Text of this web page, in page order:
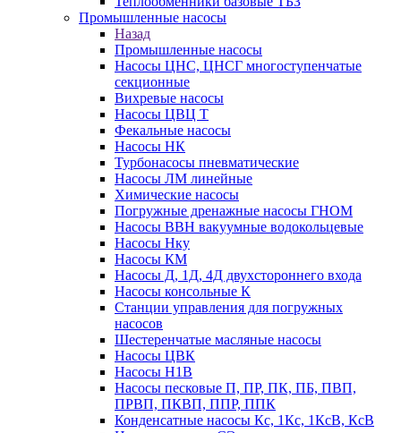
Промышленные насосы
Назад
Промышленные насосы
Насосы ЦНС, ЦНСГ многоступенчатые
секционные
Вихревые насосы
Насосы ЦВЦ Т
Фекальные насосы
Насосы НК
Турбонасосы пневматические
Насосы ЛМ линейные
Химические насосы
Погружные дренажные насосы ГНОМ
Насосы ВВН вакуумные водокольцевые
Насосы Нку
Насосы КМ
Насосы Д, 1Д, 4Д двухстороннего входа
Насосы консольные К
Станции управления для погружных
насосов
Шестеренчатые масляные насосы
Насосы ЦВК
Насосы Н1В
Насосы песковые П, ПР, ПК, ПБ, ПВП,
ПРВП, ПКВП, ППР, ППК
Конденсатные насосы Кс, 1Кс, 1КсВ, КсВ